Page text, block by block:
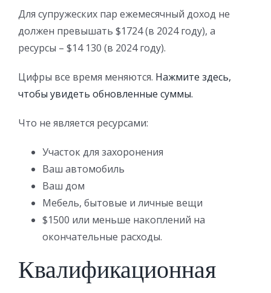
Для супружеских пар ежемесячный доход не
должен превышать $1724 (в 2024 году), а
ресурсы – $14 130 (в 2024 году).
Цифры все время меняются. Нажмите здесь,
чтобы увидеть обновленные суммы.
Что не является ресурсами:
Участок для захоронения
Ваш автомобиль
Ваш дом
Мебель, бытовые и личные вещи
$1500 или меньше накоплений на
окончательные расходы.
Квалификационная